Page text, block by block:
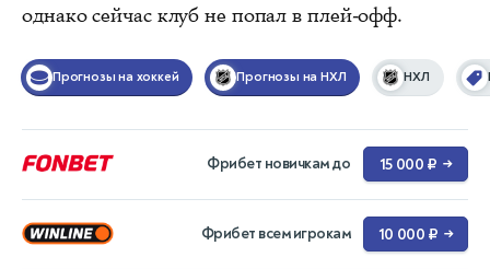
однако сейчас клуб не попал в плей‑офф.
Прогнозы на хоккей Прогнозы на НХЛ НХЛ
Фрибет новичкам до 15 000 ₽ →
Фрибет всем игрокам 10 000 ₽ →